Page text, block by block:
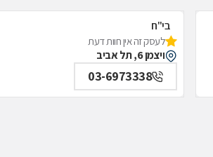
בי"ח
איכילוב-אף;אוזן;גרון;ניתוחי-
תל אביב
לעסק זה אין חוות דעת
ויצמן 6, תל אביב
03-6973338